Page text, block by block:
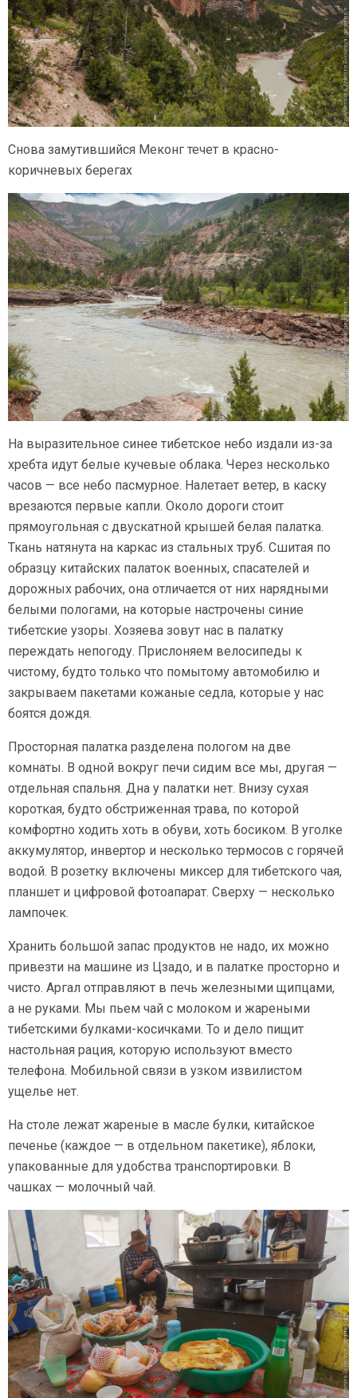
Снова замутившийся Меконг течет в красно-
коричневых берегах
На выразительное синее тибетское небо издали из-за
хребта идут белые кучевые облака. Через несколько
часов — все небо пасмурное. Налетает ветер, в каску
врезаются первые капли. Около дороги стоит
прямоугольная с двускатной крышей белая палатка.
Ткань натянута на каркас из стальных труб. Сшитая по
образцу китайских палаток военных, спасателей и
дорожных рабочих, она отличается от них нарядными
белыми пологами, на которые настрочены синие
тибетские узоры. Хозяева зовут нас в палатку
переждать непогоду. Прислоняем велосипеды к
чистому, будто только что помытому автомобилю и
закрываем пакетами кожаные седла, которые у нас
боятся дождя.
Просторная палатка разделена пологом на две
комнаты. В одной вокруг печи сидим все мы, другая —
отдельная спальня. Дна у палатки нет. Внизу сухая
короткая, будто обстриженная трава, по которой
комфортно ходить хоть в обуви, хоть босиком. В уголке
аккумулятор, инвертор и несколько термосов с горячей
водой. В розетку включены миксер для тибетского чая,
планшет и цифровой фотоапарат. Сверху — несколько
лампочек.
Хранить большой запас продуктов не надо, их можно
привезти на машине из Цзадо, и в палатке просторно и
чисто. Аргал отправляют в печь железными щипцами,
а не руками. Мы пьем чай с молоком и жареными
тибетскими булками-косичками. То и дело пищит
настольная рация, которую используют вместо
телефона. Мобильной связи в узком извилистом
ущелье нет.
На столе лежат жареные в масле булки, китайское
печенье (каждое — в отдельном пакетике), яблоки,
упакованные для удобства транспортировки. В
чашках — молочный чай.